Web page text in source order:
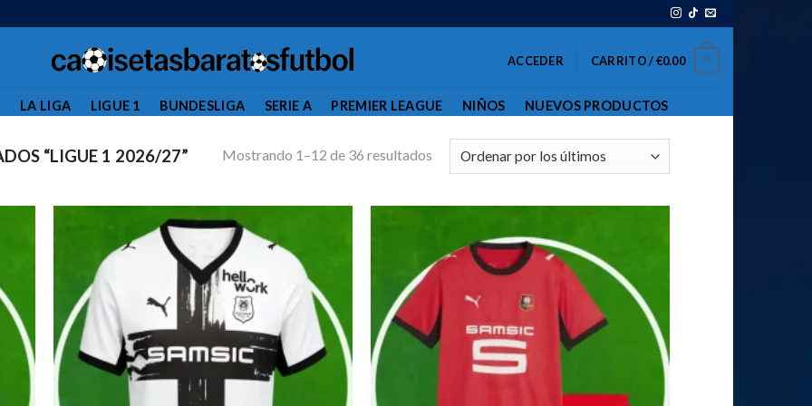
ACCEDER CARRITO /€0.00 0
LA LIGA LIGUE 1 BUNDESLIGA SERIE A PREMIER LEAGUE NIÑOS NUEVOS PRODUCTOS
“LIGUE 1 2026/27” Mostrando 1–12 de 36 resultados